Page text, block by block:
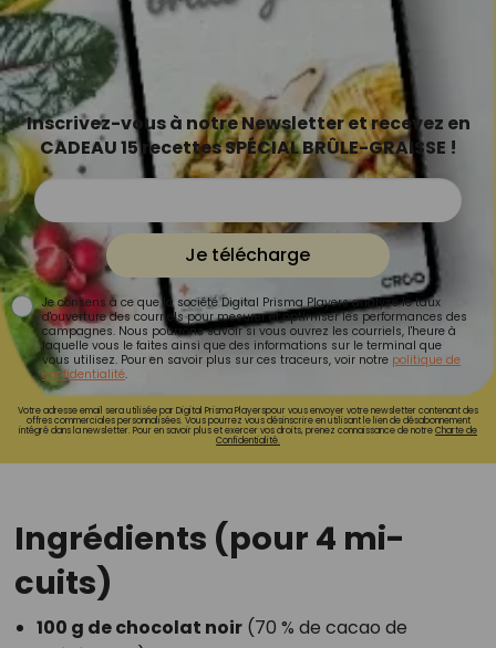
Inscrivez-vous à notre Newsletter et recevez en
CADEAU 15 recettes SPÉCIAL BRÛLE-GRAISSE !
Je télécharge
Je consens à ce que la société Digital Prisma Players analyse le taux
d'ouverture des courriels pour mesurer et optimiser les performances des
campagnes. Nous pourrons savoir si vous ouvrez les courriels, l'heure à
laquelle vous le faites ainsi que des informations sur le terminal que
vous utilisez. Pour en savoir plus sur ces traceurs, voir notre politique de
confidentialité.
Votre adresse email sera utilisée par Digital Prisma Playerspour vous envoyer votre newsletter contenant des
offres commerciales personnalisées. Vous pourrez vous désinscrire en utilisant le lien de désabonnement
intégré dans la newsletter. Pour en savoir plus et exercer vos droits, prenez connaissance de notreCharte de
Confidentialité.
Ingrédients (pour 4 mi-
cuits)
100 g de chocolat noir(70 % de cacao de